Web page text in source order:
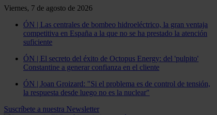
Viernes, 7 de agosto de 2026
ÓN | Las centrales de bombeo hidroeléctrico, la gran ventaja
competitiva en España a la que no se ha prestado la atención
suficiente
ÓN | El secreto del éxito de Octopus Energy: del 'pulpito'
Constantine a generar confianza en el cliente
ÓN | Joan Groizard: "Si el problema es de control de tensión,
la respuesta desde luego no es la nuclear"
Suscríbete a nuestra Newsletter